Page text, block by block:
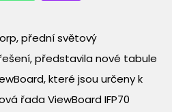
přední světový
představila nové tabule
které jsou určeny k
řada ViewBoard IFP70